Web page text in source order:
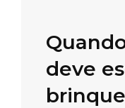
deve